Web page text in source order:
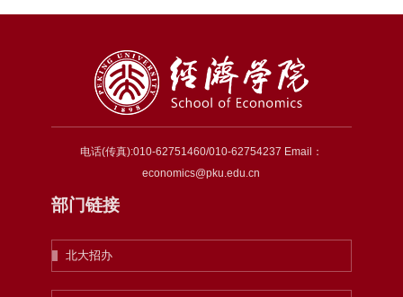
电话(传真):010-62751460/010-62754237 Email：
economics@pku.edu.cn
部门链接
北大招办